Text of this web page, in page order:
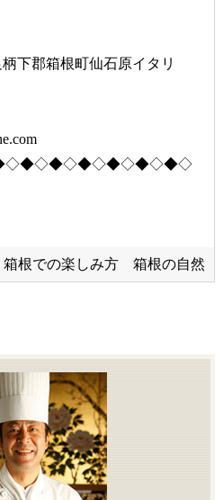
下郡箱根町仙石原イタリ
箱根での楽しみ方 箱根の自然